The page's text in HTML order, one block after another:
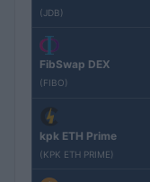
(JDB)
FibSwap DEX
(FIBO)
kpk ETH Prime
(KPK ETH PRIME)